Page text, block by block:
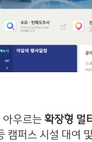
우르는확장형 멀
캠퍼스 시설 대여